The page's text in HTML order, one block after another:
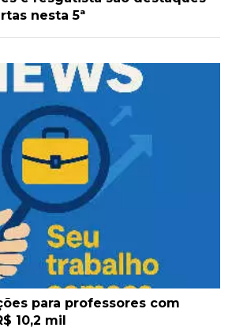
nesta 5ª
para professores com
10,2 mil